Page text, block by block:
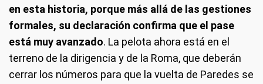
en esta historia, porque más allá de las gestiones
formales, su declaración confirma que el pase
está muy avanzado. La pelota ahora está en el
terreno de la dirigencia y de la Roma, que deberán
cerrar los números para que la vuelta de Paredes se